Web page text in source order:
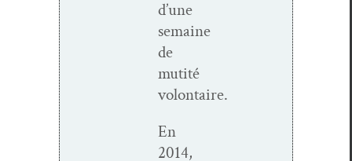
d’une
semaine
de
mutité
volontaire.
En
2014,